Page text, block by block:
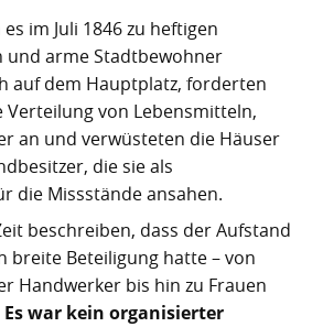
Observatorium
von Güímar
Gewässern um die Kanarischen
Inseln
de Abona
Güímar
Guía de Isora
Icod de los Vinos
La Guancha
La Orotava
Feuer und die Logik der Angst
Licht und Kalenderwissen
Muttergöttin der Guanchen
Zeit und heilige Schluchten
Kanarischen Inseln unterwarf
um Teneriffa
Der Widerstand
und Teneriffa
Teneriffa im 16. Jahrhundert
François Le Clerc
statt Show
legal vermieten
oder Ferienhaus?
Cochenille-Schildlaus
Naturwunder
und Quantenwunder
Geologie Teneriffas
im Juli 1846 zu heftigen
und arme Stadtbewohner
auf dem Hauptplatz, forderten
von Lebensmitteln,
an und verwüsteten die Häuser
die sie als
die Missstände ansahen.
beschreiben, dass der Aufstand
breite Beteiligung hatte – von
Handwerker bis hin zu Frauen
Es war kein organisierter